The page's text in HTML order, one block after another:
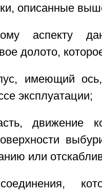
описанные
аспекту
долото,
имеющий
эксплуатации;
движение
или